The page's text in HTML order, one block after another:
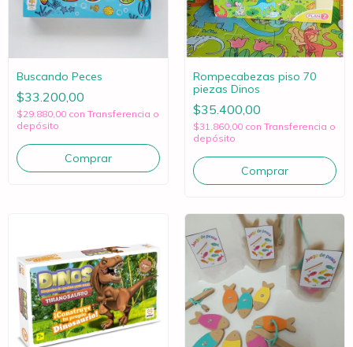
Buscando Peces
$33.200,00
$29.880,00 con Transferencia o
depósito
Rompecabezas piso 70
piezas Dinos
$35.400,00
$31.860,00 con Transferencia o
depósito